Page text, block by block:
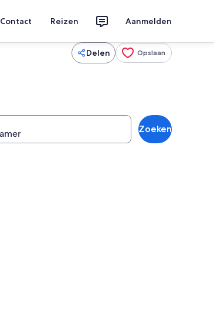
Contact Reizen Aanmelden
Delen Opslaan
Zoeken